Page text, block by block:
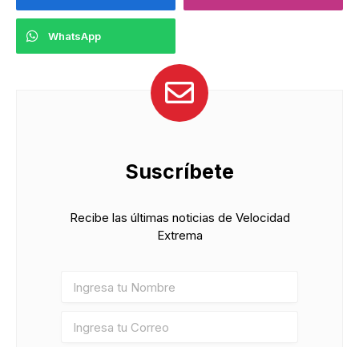
WhatsApp
Suscríbete
Recibe las últimas noticias de Velocidad
Extrema